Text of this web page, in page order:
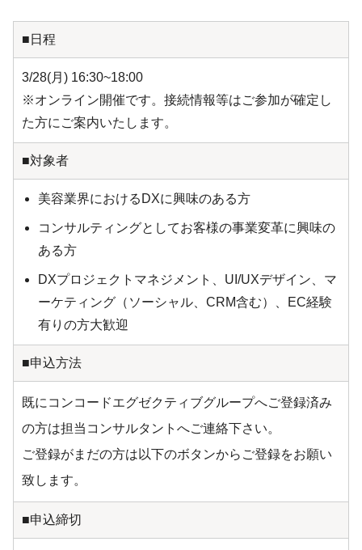
■日程
3/28(月) 16:30~18:00
※オンライン開催です。接続情報等はご参加が確定し
た方にご案内いたします。
■対象者
美容業界におけるDXに興味のある方
コンサルティングとしてお客様の事業変革に興味の
ある方
DXプロジェクトマネジメント、UI/UXデザイン、マ
ーケティング（ソーシャル、CRM含む）、EC経験
有りの方大歓迎
■申込方法
既にコンコードエグゼクティブグループへご登録済み
の方は担当コンサルタントへご連絡下さい。
ご登録がまだの方は以下のボタンからご登録をお願い
致します。
■申込締切